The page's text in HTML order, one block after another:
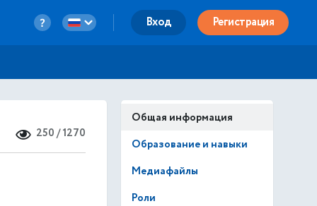
Вход Регистрация
250 / 1270
Общая информация
Образование и навыки
Медиафайлы
Роли